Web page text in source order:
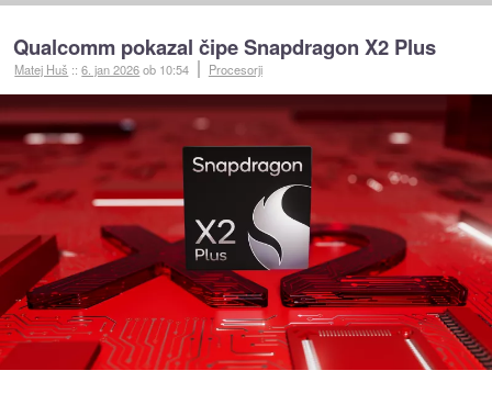
Qualcomm pokazal čipe Snapdragon X2 Plus
Matej Huš ::6. jan 2026ob 10:54 Procesorji